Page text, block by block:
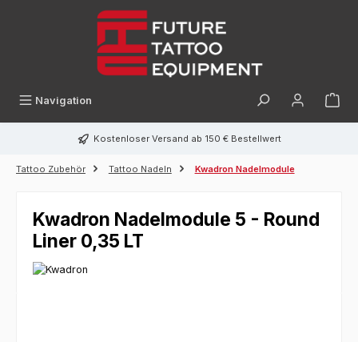
Navigation
Kostenloser Versand ab 150 € Bestellwert
Tattoo Zubehör Tattoo Nadeln Kwadron Nadelmodule
Kwadron Nadelmodule 5 - Round
Liner 0,35 LT